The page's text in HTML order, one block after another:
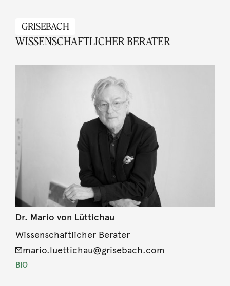
GRISEBACH
WISSENSCHAFTLICHER BERATER
Dr. Mario von Lüttichau
Wissenschaftlicher Berater
mario.luettichau@grisebach.com
BIO